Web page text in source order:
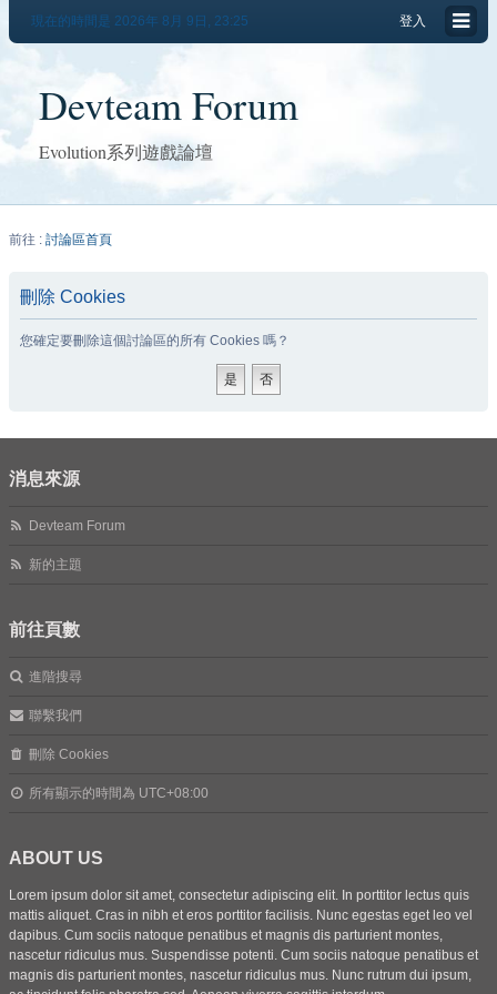
登入
現在的時間是 2026年 8月 9日, 23:25
Devteam Forum
Evolution系列遊戲論壇
前往 : 討論區首頁
刪除 Cookies
您確定要刪除這個討論區的所有 Cookies 嗎？
消息來源
Devteam Forum
新的主題
前往頁數
進階搜尋
聯繫我們
刪除 Cookies
所有顯示的時間為 UTC+08:00
ABOUT US
Lorem ipsum dolor sit amet, consectetur adipiscing elit. In porttitor lectus quis
mattis aliquet. Cras in nibh et eros porttitor facilisis. Nunc egestas eget leo vel
dapibus. Cum sociis natoque penatibus et magnis dis parturient montes,
nascetur ridiculus mus. Suspendisse potenti. Cum sociis natoque penatibus et
magnis dis parturient montes, nascetur ridiculus mus. Nunc rutrum dui ipsum,